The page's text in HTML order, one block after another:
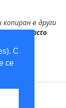
С
се
в други
наinfacto